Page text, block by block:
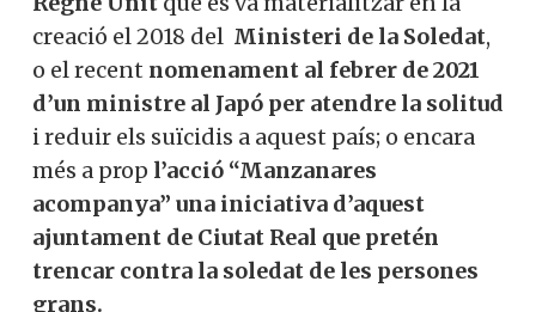
creació el 2018 del Ministeri de la Soledat,
o el recent nomenament al febrer de 2021
d’un ministre al Japó per atendre la solitud
i reduir els suïcidis a aquest país; o encara
més a prop l’acció “Manzanares
acompanya” una iniciativa d’aquest
ajuntament de Ciutat Real que pretén
trencar contra la soledat de les persones
grans.